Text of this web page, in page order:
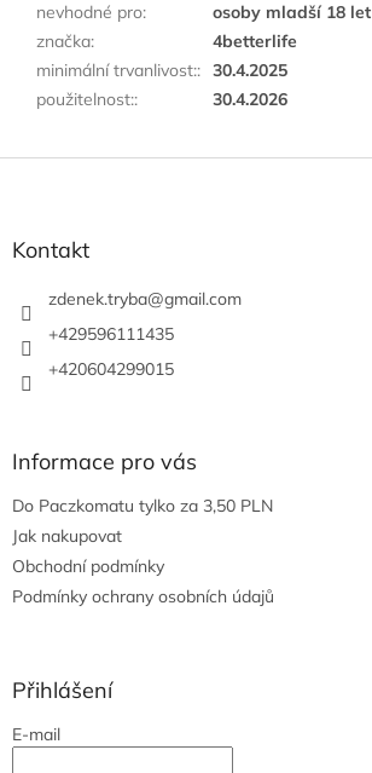
nevhodné pro:
osoby mladší 18 let
značka:
4betterlife
minimální trvanlivost:: 30.4.2025
použitelnost:: 30.4.2026
Kontakt
zdenek.tryba@gmail.com
+429596111435
+420604299015
Informace pro vás
Do Paczkomatu tylko za 3,50 PLN
Jak nakupovat
Obchodní podmínky
Podmínky ochrany osobních údajů
Přihlášení
E-mail